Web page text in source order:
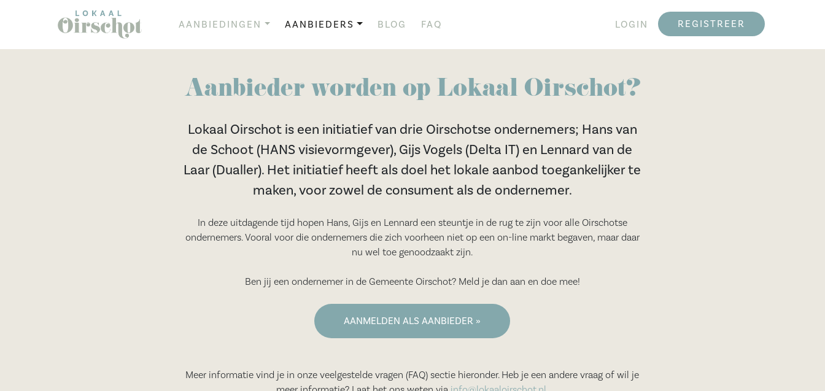
AANBIEDINGEN AANBIEDERS BLOG FAQ LOGIN REGISTREER
Aanbieder worden op Lokaal Oirschot?
Lokaal Oirschot is een initiatief van drie Oirschotse ondernemers; Hans van
de Schoot (HANS visievormgever), Gijs Vogels (Delta IT) en Lennard van de
Laar (Dualler). Het initiatief heeft als doel het lokale aanbod toegankelijker te
maken, voor zowel de consument als de ondernemer.
In deze uitdagende tijd hopen Hans, Gijs en Lennard een steuntje in de rug te zijn voor alle Oirschotse
ondernemers. Vooral voor die ondernemers die zich voorheen niet op een on-line markt begaven, maar daar
nu wel toe genoodzaakt zijn.
Ben jij een ondernemer in de Gemeente Oirschot? Meld je dan aan en doe mee!
AANMELDEN ALS AANBIEDER »
Meer informatie vind je in onze veelgestelde vragen (FAQ) sectie hieronder. Heb je een andere vraag of wil je